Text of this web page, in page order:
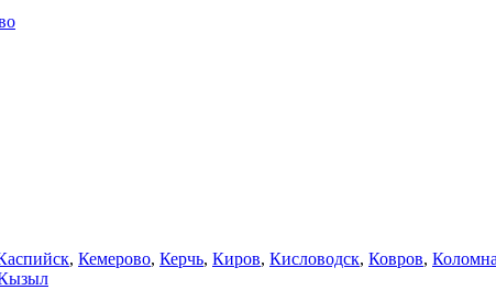
, Кемерово, Керчь, Киров, Кисловодск, Ковров, Коломна